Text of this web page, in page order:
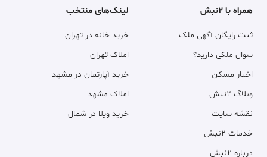
همراه با ۲نبش
ثبت رایگان آگهی ملک
سوال ملکی دارید؟
اخبار مسکن
وبلاگ ۲نبش
نقشه سایت
خدمات ۲نبش
درباره ۲نبش
لینک‌های منتخب
خرید خانه در تهران
املاک تهران
خرید آپارتمان در مشهد
املاک مشهد
خرید ویلا در شمال